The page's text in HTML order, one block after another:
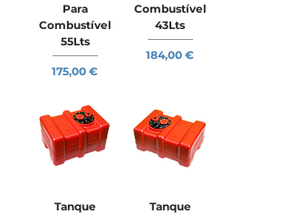
Para
Combustível
55Lts
Preço
175,00 €
Combustível
43Lts
Preço
184,00 €
Tanque
Tanque